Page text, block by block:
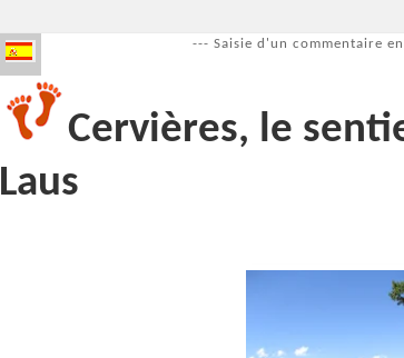
--- Saisie d'un commentaire
Cervières, le
Laus